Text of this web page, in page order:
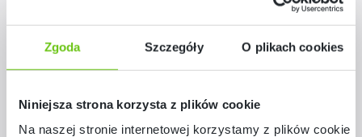
Zgoda Szczegóły O plikach cookies
Niniejsza strona korzysta z plików cookie
Na naszej stronie internetowej korzystamy z plików cookie:
Wesołe litery 1
379,90 zł